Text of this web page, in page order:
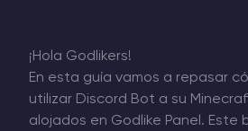
¡Hola Godlikers!
En esta guía vamos a repasar
utilizar Discord Bot a su
alojados en Godlike Panel. Este